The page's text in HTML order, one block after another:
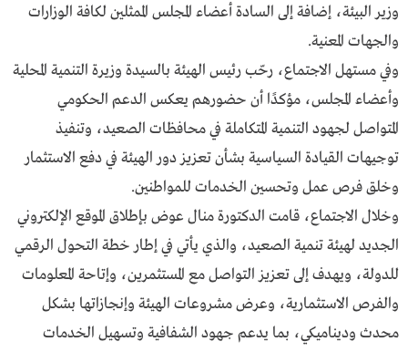
وزير البيئة، إضافة إلى السادة أعضاء المجلس الممثلين لكافة الوزارات
والجهات المعنية.
وفي مستهل الاجتماع، رحّب رئيس الهيئة بالسيدة وزيرة التنمية المحلية
وأعضاء المجلس، مؤكدًا أن حضورهم يعكس الدعم الحكومي
المتواصل لجهود التنمية المتكاملة في محافظات الصعيد، وتنفيذ
توجيهات القيادة السياسية بشأن تعزيز دور الهيئة في دفع الاستثمار
وخلق فرص عمل وتحسين الخدمات للمواطنين.
وخلال الاجتماع، قامت الدكتورة منال عوض بإطلاق الموقع الإلكتروني
الجديد لهيئة تنمية الصعيد، والذي يأتي في إطار خطة التحول الرقمي
للدولة، ويهدف إلى تعزيز التواصل مع المستثمرين، وإتاحة المعلومات
والفرص الاستثمارية، وعرض مشروعات الهيئة وإنجازاتها بشكل
محدث وديناميكي، بما يدعم جهود الشفافية وتسهيل الخدمات